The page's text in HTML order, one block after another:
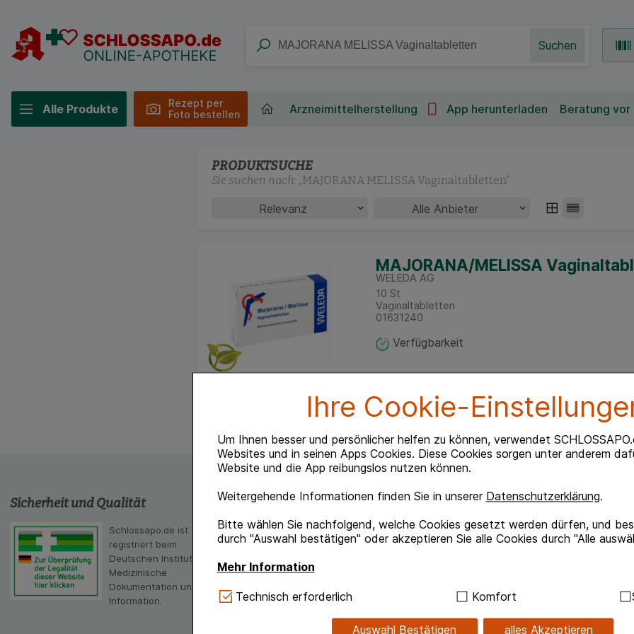
Ihre Cookie-
Um Ihnen besser und persönlicher helfen zu können, verwendet
Websites und in seinen Apps Cookies. Diese Cookies sorgen unter anderem
Website und die App reibungslos nutzen können.
Weitergehende Informationen finden Sie in unserer Datenschutzerklärung.
Bitte wählen Sie nachfolgend, welche Cookies gesetzt werden dürfen, und
durch "Auswahl bestätigen" oder akzeptieren Sie alle Cookies durch "Alle
Mehr Information
Technisch Notwendig:Hierbei handelt es sich um Cookies, die für die
verzichtet werden kann.
Technisch erforderlich Komfort
Auswahl Bestätigen alles Akzeptieren
Suchen
Alle Produkte
Rezept per
Foto bestellen
Arzneimittelherstellung App herunterladen Beratung vor
PRODUKTSUCHE
Sie suchen nach: „MAJORANA MELISSA Vaginaltabletten“
MAJORANA/MELISSA
WELEDA AG
10 St
Vaginaltabletten
01631240
Verfügbarkeit
Sicherheit und Qualität
Schlossapo.de ist
registriert beim
Deutschen Institut für
Medizinische
Dokumentation und
Information.
schlossapo.de-App
Die App von schlossapo.de jetzt mit E-Rezept-
Scanner
Unsere Zahlungsarten
Bequem und sicher - Wählen
verschiedenen